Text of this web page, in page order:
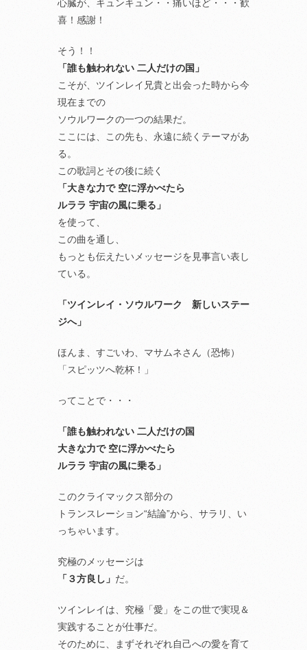
心臓が、キュンキュン・・痛いほど・・・歓
喜！感謝！
そう！！
「誰も触われない 二人だけの国」
こそが、ツインレイ兄貴と出会った時から今
現在までの
ソウルワークの一つの結果だ。
ここには、この先も、永遠に続くテーマがあ
る。
この歌詞とその後に続く
「大きな力で 空に浮かべたら
ルララ 宇宙の風に乗る」
を使って、
この曲を通し、
もっとも伝えたいメッセージを見事言い表し
ている。
「ツインレイ・ソウルワーク 新しいステー
ジへ」
ほんま、すごいわ、マサムネさん（恐怖）
「スピッツへ乾杯！」
ってことで・・・
「誰も触われない 二人だけの国
大きな力で 空に浮かべたら
ルララ 宇宙の風に乗る」
このクライマックス部分の
トランスレーション“結論”から、サラリ、い
っちゃいます。
究極のメッセージは
「３方良し」 だ。
ツインレイは、究極「愛」をこの世で実現＆
実践することが仕事だ。
そのために、まずそれぞれ自己への愛を育て